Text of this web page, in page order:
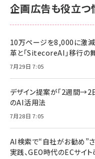
企画広告も役立つ
10万ページを8,000に激減
革と「SitecoreAI」移行の
7月29日 7:05
デザイン提案が「2週間→2
のAI活用法
7月28日 7:05
AI検索で“自社がお勧め”
実践、GEO時代のECサイ